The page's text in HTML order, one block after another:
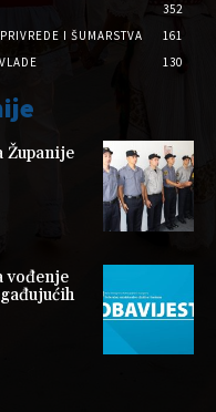
352
I ŠUMARSTVA
161
130
Županije
vođenje